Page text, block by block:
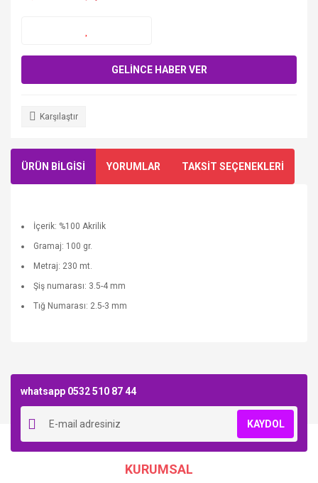
GELİNCE HABER VER
Karşılaştır
ÜRÜN BİLGİSİ YORUMLAR TAKSİT SEÇENEKLERİ
İçerik: %100 Akrilik
Gramaj: 100 gr.
Metraj: 230 mt.
Şiş numarası: 3.5-4 mm
Tığ Numarası: 2.5-3 mm
whatsapp 0532 510 87 44
KAYDOL
KURUMSAL